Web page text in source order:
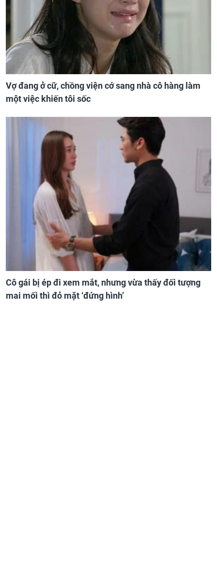
Vợ đang ở cữ, chồng viện cớ sang nhà cô hàng làm
một việc khiến tôi sốc
Cô gái bị ép đi xem mắt, nhưng vừa thấy đối tượng
mai mối thì đỏ mặt ‘đứng hình’